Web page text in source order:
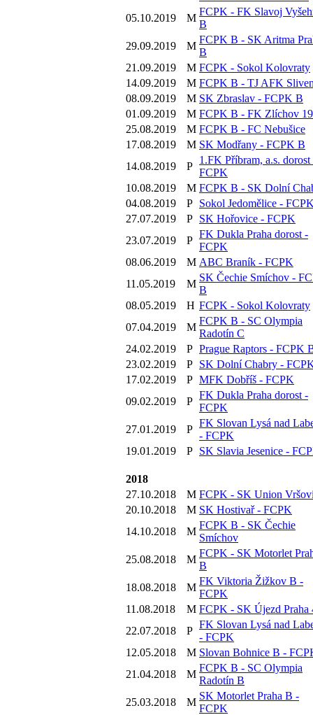
05.10.2019
M
FCPK - FK Slavoj
B
29.09.2019
M
FCPK B - SK Aritma
B
21.09.2019
M FCPK - Sokol Kolovraty
14.09.2019
M FCPK B - TJ AFK
08.09.2019
M SK Zbraslav - FCPK B
01.09.2019
M FCPK B - FK Zlíchov
25.08.2019
M FCPK B - FC Nebušice
17.08.2019
M SK Modřany - FCPK B
14.08.2019
P
1.FK Příbram, a.s. dorost
FCPK
10.08.2019
M FCPK B - SK Dolní
04.08.2019
P Sokol Jedomělice -
27.07.2019
P SK Hořovice - FCPK
23.07.2019
P
FK Dukla Praha dorost -
FCPK
08.06.2019
M ABC Braník - FCPK
11.05.2019
M
SK Čechie Smíchov -
B
08.05.2019
H FCPK - Sokol Kolovraty
07.04.2019
M
FCPK B - SC Olympia
Radotín C
24.02.2019
P Prague Raptors - FCPK
23.02.2019
P SK Dolní Chabry -
17.02.2019
P MFK Dobříš - FCPK
09.02.2019
P
FK Dukla Praha dorost -
FCPK
27.01.2019
P
FK Slovan Lysá nad
- FCPK
19.01.2019
P SK Slavia Jesenice -
2018
27.10.2018
M FCPK - SK Union
20.10.2018
M SK Hostivař - FCPK
14.10.2018
M
FCPK B - SK Čechie
Smíchov
25.08.2018
M
FCPK - SK Motorlet
B
18.08.2018
M
FK Viktoria Žižkov B -
FCPK
11.08.2018
M FCPK - SK Újezd Praha
22.07.2018
P
FK Slovan Lysá nad
- FCPK
12.05.2018
M Slovan Bohnice B -
21.04.2018
M
FCPK B - SC Olympia
Radotín B
25.03.2018
M
SK Motorlet Praha B -
FCPK